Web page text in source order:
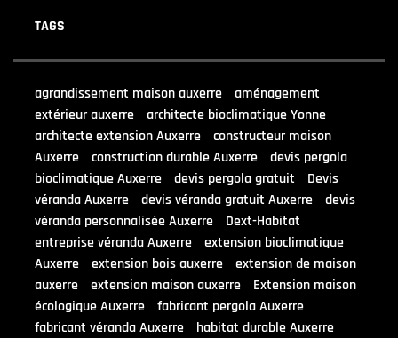
TAGS
agrandissement maison auxerre
aménagement
extérieur auxerre
architecte bioclimatique Yonne
architecte extension Auxerre
constructeur maison
Auxerre
construction durable Auxerre
devis pergola
bioclimatique Auxerre
devis pergola gratuit
Devis
véranda Auxerre
devis véranda gratuit Auxerre
devis
véranda personnalisée Auxerre
Dext-Habitat
entreprise véranda Auxerre
extension bioclimatique
Auxerre
extension bois auxerre
extension de maison
auxerre
extension maison auxerre
Extension maison
écologique Auxerre
fabricant pergola Auxerre
fabricant véranda Auxerre
habitat durable Auxerre